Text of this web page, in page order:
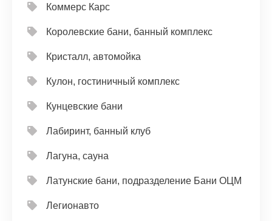
Коммерс Карс
Королевские бани, банный комплекс
Кристалл, автомойка
Кулон, гостиничный комплекс
Кунцевские бани
Лабиринт, банный клуб
Лагуна, сауна
Латунские бани, подразделение Бани ОЦМ
Легионавто